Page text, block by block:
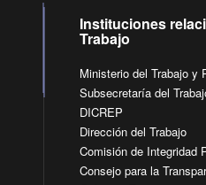
Instituciones
Trabajo
Ministerio del Trabajo y
Subsecretaría del
DICREP
Dirección del Trabajo
Comisión de Integridad
Consejo para la